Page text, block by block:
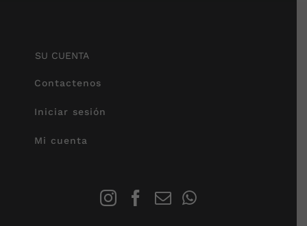
SU CUENTA
Contactenos
Iniciar sesión
Mi cuenta